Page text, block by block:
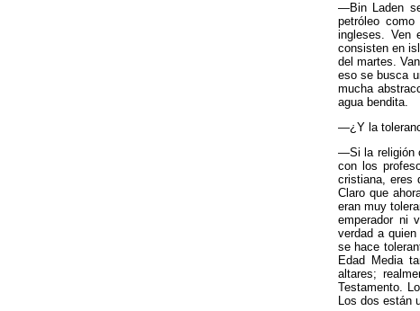
—Bin Laden
petróleo
ingleses. Ven
consisten en
del martes.
eso se busca
mucha
agua bendita.
—¿Y la
—Si la religión
con los
cristiana, eres
Claro que
eran muy
emperador ni
verdad a
se hace
Edad Media
altares;
Testamento.
Los dos están